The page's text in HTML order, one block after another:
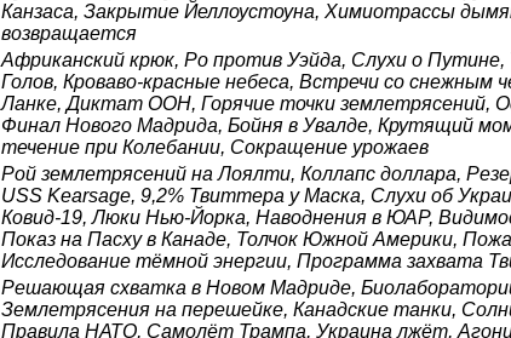
Канзаса, Закрытие Йеллоустоуна, Химиотрассы
возвращается
Африканский крюк, Ро против Уэйда, Слухи о
Голов, Кроваво-красные небеса, Встречи со
Ланке, Диктат ООН, Горячие точки землетрясений,
Финал Нового Мадрида, Бойня в Увалде, Крутящий
течение при Колебании, Сокращение урожаев
Рой землетрясений на Лоялти, Коллапс доллара,
USS Kearsage, 9,2% Твиттера у Маска, Слухи об
Ковид-19, Люки Нью-Йорка, Наводнения в ЮАР,
Показ на Пасху в Канаде, Толчок Южной Америки,
Исследование тёмной энергии, Программа захвата
Решающая схватка в Новом Мадриде,
Землетрясения на перешейке, Канадские танки,
Правила НАТО, Самолёт Трампа, Украина лжёт,